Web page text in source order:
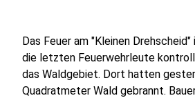
Das Feuer am "Kleinen
die letzten Feuerwehrleute
das Waldgebiet. Dort hatten
Quadratmeter Wald gebrannt.